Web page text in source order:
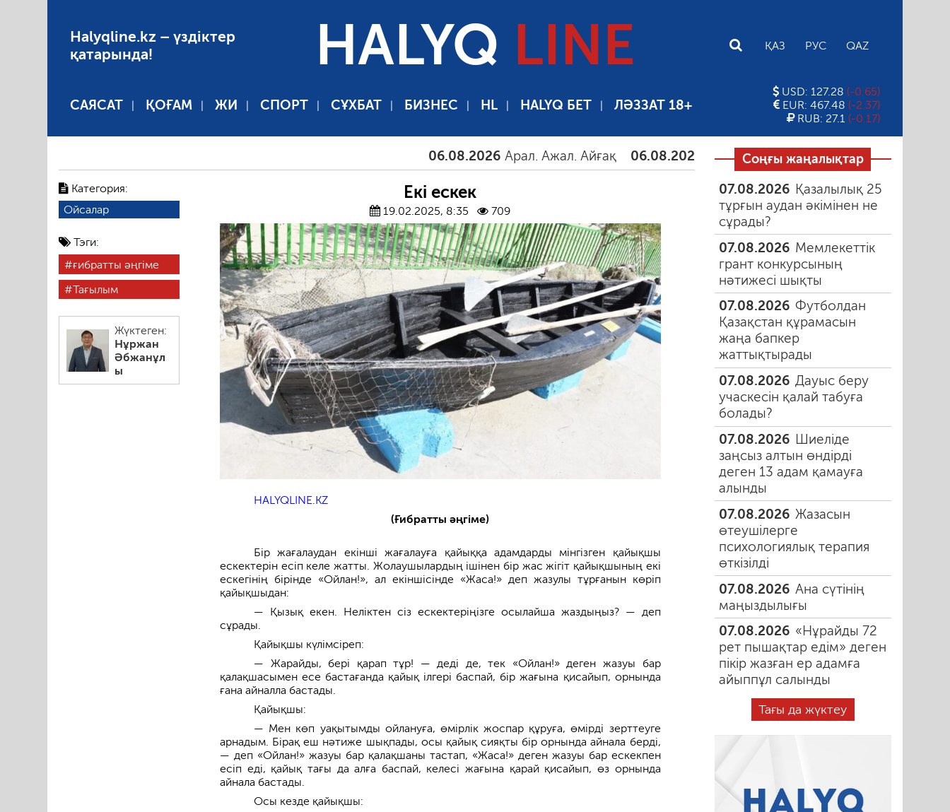
Halyqline.kz – үздіктер
қатарында!
HALYQ LINE ҚАЗ РУС QAZ
САЯСАТ ҚОҒАМ ЖИ СПОРТ СҰХБАТ БИЗНЕС HL HALYQ БЕТ ЛӘЗЗАТ 18+
USD: 127.28 (-0.65)
EUR: 467.48 (-2.37)
RUB: 27.1 (-0.17)
06.08.2026 Арал. Ажал. Айғақ 06.08.2026 Тамыздағы таңғы түтін 06.08.2026
Категория:
Ойсалар
Тэги:
ғибратты әңгіме
Тағылым
Жүктеген:
Нұржан
Әбжанұл
ы
Екі ескек
19.02.2025, 8:35 709
HALYQLINE.KZ
(Ғибратты әңгіме)
Бір жағалаудан екінші жағалауға қайыққа адамдарды мінгізген қайықшы
ескектерін есіп келе жатты. Жолаушылардың ішінен бір жас жігіт қайықшының екі
ескегінің бірінде «Ойлан!», ал екіншісінде «Жаса!» деп жазулы тұрғанын көріп
қайықшыдан:
— Қызық екен. Неліктен сіз ескектеріңізге осылайша жаздыңыз? — деп
сұрады.
Қайықшы күлімсіреп:
— Жарайды, бері қарап тұр! — деді де, тек «Ойлан!» деген жазуы бар
қалақшасымен есе бастағанда қайық ілгері баспай, бір жағына қисайып, орнында
ғана айналла бастады.
Қайықшы:
— Мен көп уақытымды ойлануға, өмірлік жоспар құруға, өмірді зерттеуге
арнадым. Бірақ еш нәтиже шықпады, осы қайық сияқты бір орнында айнала берді,
— деп «Ойлан!» жазуы бар қалақшаны тастап, «Жаса!» деген жазуы бар ескекпен
есіп еді, қайық тағы да алға баспай, келесі жағына қарай қисайып, өз орнында
айнала бастады.
Осы кезде қайықшы:
Соңғы жаңалықтар
07.08.2026 Қазалылық 25
тұрғын аудан әкімінен не
сұрады?
07.08.2026 Мемлекеттік
грант конкурсының
нәтижесі шықты
07.08.2026 Футболдан
Қазақстан құрамасын
жаңа бапкер
жаттықтырады
07.08.2026 Дауыс беру
учаскесін қалай табуға
болады?
07.08.2026 Шиеліде
заңсыз алтын өндірді
деген 13 адам қамауға
алынды
07.08.2026 Жазасын
өтеушілерге
психологиялық терапия
өткізілді
07.08.2026 Ана сүтінің
маңыздылығы
07.08.2026 «Нұрайды 72
рет пышақтар едім» деген
пікір жазған ер адамға
айыппұл салынды
Тағы да жүктеу